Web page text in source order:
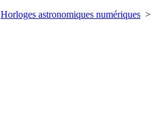
Horloges astronomiques numériques >